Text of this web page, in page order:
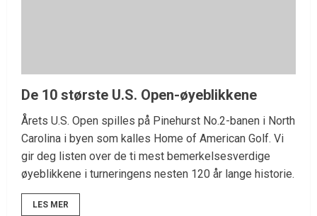
De 10 største U.S. Open-øyeblikkene
Årets U.S. Open spilles på Pinehurst No.2-banen i North
Carolina i byen som kalles Home of American Golf. Vi
gir deg listen over de ti mest bemerkelsesverdige
øyeblikkene i turneringens nesten 120 år lange historie.
LES MER